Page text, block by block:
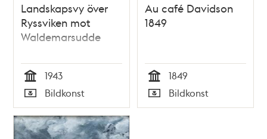
Landskapsvy över
Ryssviken mot
Waldemarsudde
Tid
1943
Typ
Bildkonst
Au café Davidson
1849
Tid
1849
Typ
Bildkonst